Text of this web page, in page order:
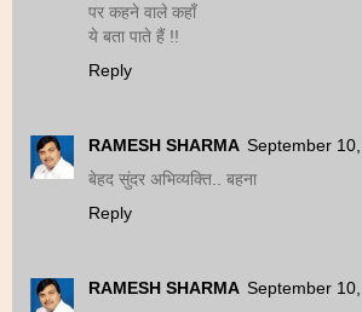
पर कहने वाले कहाँ
ये बता पाते हैं !!
Reply
RAMESH SHARMA September
बेहद सुंदर अभिव्यक्ति.. बहना
Reply
RAMESH SHARMA September